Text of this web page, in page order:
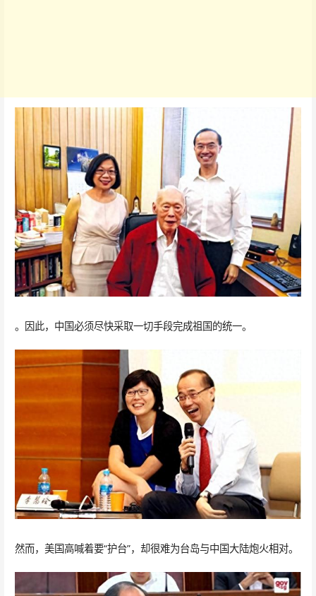
。因此，中国必须尽快采取一切手段完成祖国的统一。
然而，美国高喊着要“护台”，却很难为台岛与中国大陆炮火相对。